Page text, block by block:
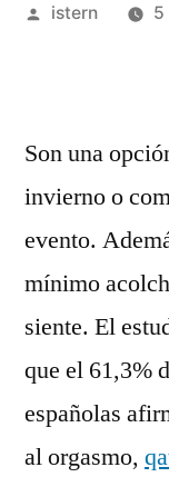
Publicado
istern 5
Son una
invierno o
evento.
mínimo
siente. El
que el 61,3%
españolas
al orgasmo,